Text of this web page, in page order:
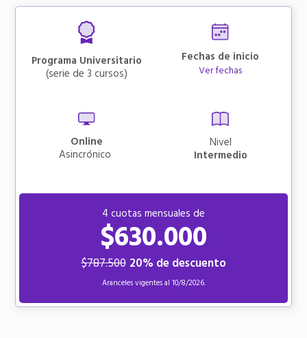
Programa Universitario
(serie de 3 cursos)
Fechas de inicio
Ver fechas
Online
asincrónico
Nivel
Intermedio
4 cuotas mensuales de
$630.000
$787.500 20% de descuento
Aranceles vigentes al 10/8/2026.